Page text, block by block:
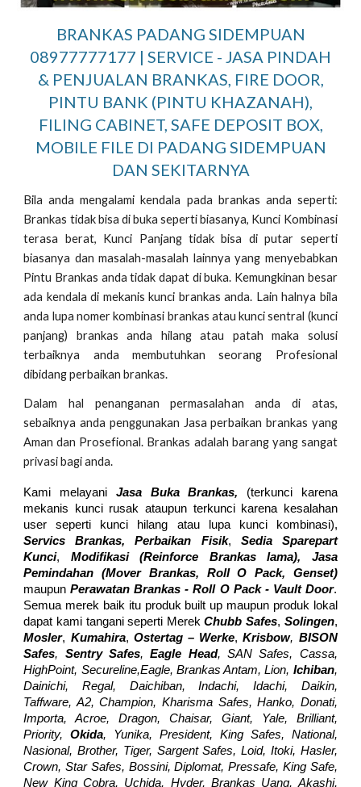
BRANKAS PADANG SIDEMPUAN
08977777177 | SERVICE - JASA PINDAH
& PENJUALAN BRANKAS, FIRE DOOR,
PINTU BANK (PINTU KHAZANAH),
FILING CABINET, SAFE DEPOSIT BOX,
MOBILE FILE DI PADANG SIDEMPUAN
DAN SEKITARNYA
Bila anda mengalami kendala pada brankas anda seperti:
Brankas tidak bisa di buka seperti biasanya, Kunci Kombinasi
terasa berat, Kunci Panjang tidak bisa di putar seperti
biasanya dan masalah-masalah lainnya yang menyebabkan
Pintu Brankas anda tidak dapat di buka. Kemungkinan besar
ada kendala di mekanis kunci brankas anda. Lain halnya bila
anda lupa nomer kombinasi brankas atau kunci sentral (kunci
panjang) brankas anda hilang atau patah maka solusi
terbaiknya anda membutuhkan seorang Profesional
dibidang perbaikan brankas.
Dalam hal penanganan permasalahan anda di atas,
sebaiknya anda penggunakan Jasa perbaikan brankas yang
Aman dan Prosefional. Brankas adalah barang yang sangat
privasi bagi anda.
Kami melayani Jasa Buka Brankas, (terkunci karena
mekanis kunci rusak ataupun terkunci karena kesalahan
user seperti kunci hilang atau lupa kunci kombinasi),
Servics Brankas, Perbaikan Fisik, Sedia Sparepart
Kunci, Modifikasi (Reinforce Brankas lama), Jasa
Pemindahan (Mover
Brankas, Roll O Pack, Genset)
maupunPerawatan Brankas - Roll O Pack - Vault Door.
Semua merek baik itu produk built up maupun produk lokal
dapat kami tangani seperti MerekChubb Safes, Solingen,
Mosler, Kumahira, Ostertag – Werke,Krisbow, BISON
Safes, Sentry Safes,Eagle Head, SAN Safes, Cassa,
HighPoint, Secureline,Eagle, Brankas Antam, Lion, Ichiban,
Dainichi, Regal, Daichiban, Indachi, Idachi, Daikin,
Taffware, A2, Champion, Kharisma Safes, Hanko, Donati,
Importa, Acroe, Dragon, Chaisar, Giant, Yale, Brilliant,
Priority,Okida, Yunika, President, King Safes, National,
Nasional, Brother, Tiger, Sargent Safes, Loid, Itoki, Hasler,
Crown, Star Safes, Bossini, Diplomat, Pressafe, King Safe,
New King Cobra, Uchida, Hyder, Brankas Uang, Akashi,